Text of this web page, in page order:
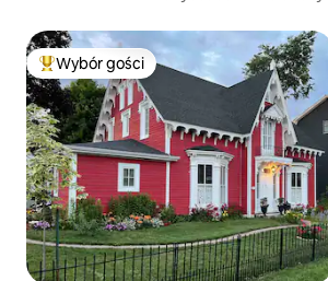
Najpopularniejsze z kategorii Wybór gości
Wybór gości